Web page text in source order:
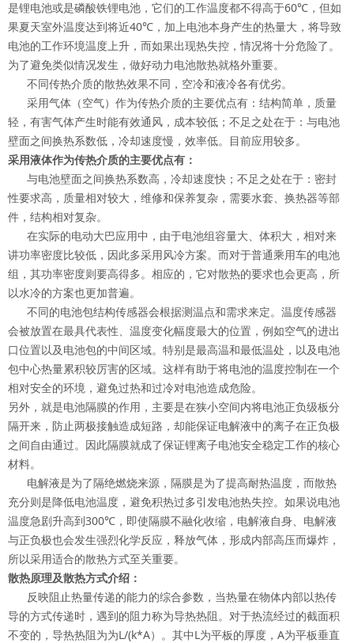
是锂电池或是磷酸铁锂电池，它们的工作温度都不得高于60℃，但如
果夏天室外温度达到将近40℃，加上电池本身产生的热量大，将导致
电池的工作环境温度上升，而如果出现热失控，情况将十分危险了。
为了避免类似情况发生，做好动力电池散热就格外重要。
不同传热介质的散热效果不同，空冷和液冷各有优劣。
采用气体（空气）作为传热介质的主要优点有：结构简单，质量
轻，有害气体产生时能有效通风，成本较低；不足之处在于：与电池
壁面之间换热系数低，冷却速度慢，效率低。目前应用较多。
采用液体作为传热介质的主要优点有：
与电池壁面之间换热系数高，冷却速度快；不足之处在于：密封
性要求高，质量相对较大，维修和保养复杂，需要水套、换热器等部
件，结构相对复杂。
在实际的电动大巴应用中，由于电池组容量大、体积大，相对来
讲功率密度比较低，因此多采用风冷方案。而对于普通乘用车的电池
组，其功率密度则要高得多。相应的，它对散热的要求也会更高，所
以水冷的方案也更加普遍。
不同的电池包结构传感器会根据测温点和需求来定。温度传感器
会被放置在最具代表性、温度变化幅度最大的位置，例如空气的进出
口位置以及电池包的中间区域。特别是最高温和最低温处，以及电池
包中心热量累积较厉害的区域。这样有助于将电池的温度控制在一个
相对安全的环境，避免过热和过冷对电池造成危险。
另外，就是电池隔膜的作用，主要是在狭小空间内将电池正负级板分
隔开来，防止两极接触造成短路，却能保证电解液中的离子在正负极
之间自由通过。因此隔膜就成了保证锂离子电池安全稳定工作的核心
材料。
电解液是为了隔绝燃烧来源，隔膜是为了提高耐热温度，而散热
充分则是降低电池温度，避免积热过多引发电池热失控。如果说电池
温度急剧升高到300℃，即使隔膜不融化收缩，电解液自身、电解液
与正负极也会发生强烈化学反应，释放气体，形成内部高压而爆炸，
所以采用适合的散热方式至关重要。
散热原理及散热方式介绍：
反映阻止热量传递的能力的综合参数，当热量在物体内部以热传
导的方式传递时，遇到的阻力称为导热热阻。对于热流经过的截面积
不变的，导热热阻为为L/(k*A）。其中L为平板的厚度，A为平板垂直